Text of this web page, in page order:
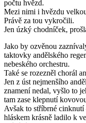
počtu hvězd.
Mezi nimi i hvězdu
Právě za tou vykročili.
Jen úzký chodníček,
Jako by ozvěnou
taktovky andělského
nebeského orchestru.
Také se rozezněl chorál
Jen z úst nejmenšího
znamení nedal, vyšlo to
tam zase klepnutí
Avšak to stříbrné
hláskem krásně ladilo k